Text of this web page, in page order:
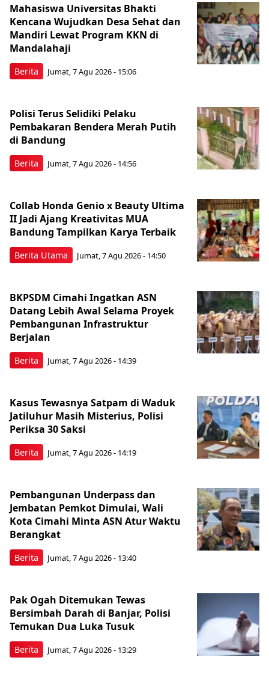
Berita
Mahasiswa Universitas Bhakti
Kencana Wujudkan Desa Sehat dan
Mandiri Lewat Program KKN di
Mandalahaji
Jumat, 7 Agu 2026 - 15:06
Berita
Polisi Terus Selidiki Pelaku
Pembakaran Bendera Merah Putih
di Bandung
Jumat, 7 Agu 2026 - 14:56
Berita Utama
Collab Honda Genio x Beauty Ultima
II Jadi Ajang Kreativitas MUA
Bandung Tampilkan Karya Terbaik
Jumat, 7 Agu 2026 - 14:50
Berita
BKPSDM Cimahi Ingatkan ASN
Datang Lebih Awal Selama Proyek
Pembangunan Infrastruktur
Berjalan
Jumat, 7 Agu 2026 - 14:39
Berita
Kasus Tewasnya Satpam di Waduk
Jatiluhur Masih Misterius, Polisi
Periksa 30 Saksi
Jumat, 7 Agu 2026 - 14:19
Berita
Pembangunan Underpass dan
Jembatan Pemkot Dimulai, Wali
Kota Cimahi Minta ASN Atur Waktu
Berangkat
Jumat, 7 Agu 2026 - 13:40
Berita
Pak Ogah Ditemukan Tewas
Bersimbah Darah di Banjar, Polisi
Temukan Dua Luka Tusuk
Jumat, 7 Agu 2026 - 13:29